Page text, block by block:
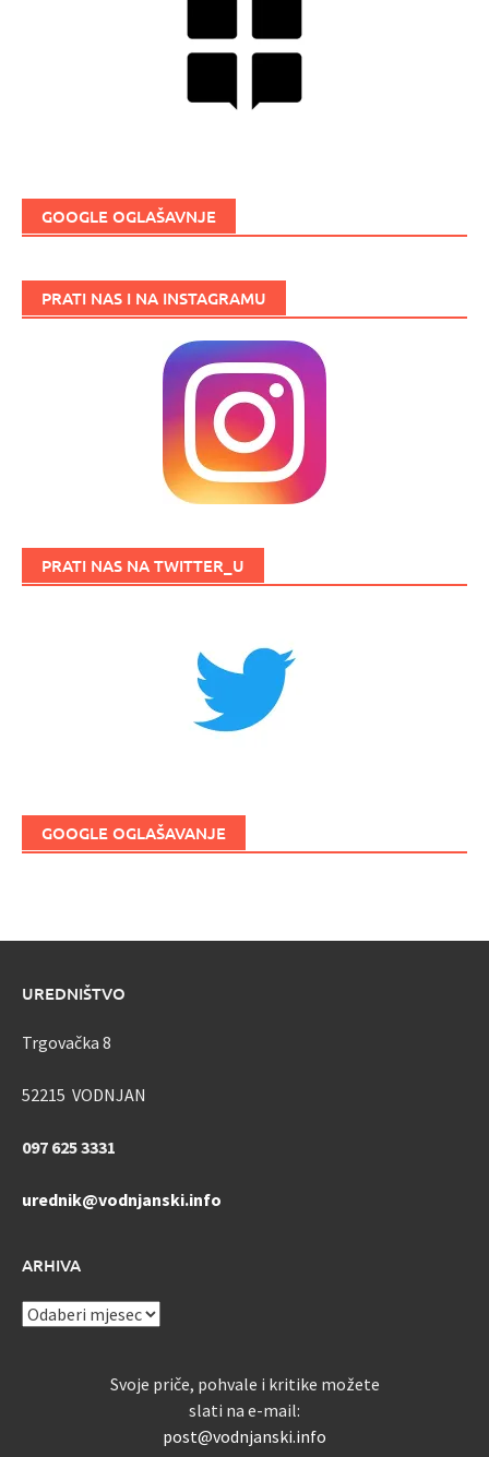
GOOGLE OGLAŠAVNJE
PRATI NAS I NA INSTAGRAMU
PRATI NAS NA TWITTER_U
GOOGLE OGLAŠAVANJE
UREDNIŠTVO
Trgovačka 8
52215 VODNJAN
097 625 3331
urednik@vodnjanski.info
ARHIVA
ARHIVA
Svoje priče, pohvale i kritike možete
slati na e-mail:
post@vodnjanski.info